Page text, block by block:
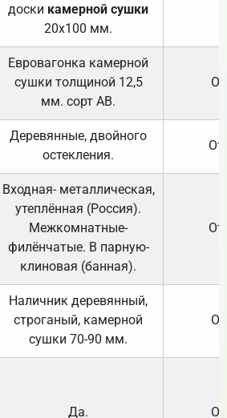
доски камерной сушки
20х100 мм.
Евровагонка камерной
сушки толщиной 12,5
мм. сорт АВ.
Деревянные, двойного
остекления.
Входная- металлическая,
утеплённая (Россия).
Межкомнатные-
филёнчатые. В парную-
клиновая (банная).
Наличник деревянный,
строганый, камерной
сушки 70-90 мм.
Да.